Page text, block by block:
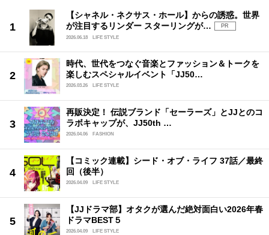
【シャネル・ネクサス・ホール】からの誘惑。世界
が注目するリンダー スターリングが…
PR
2026.06.18
LIFE STYLE
時代、世代をつなぐ音楽とファッション＆トークを
楽しむスペシャルイベント「JJ50…
2026.03.26 LIFE STYLE
再販決定！ 伝説ブランド「セーラーズ」とJJとのコ
ラボキャップが、JJ50th …
2026.04.06 FASHION
【コミック連載】シード・オブ・ライフ 37話／最終
回（後半）
2026.04.09 LIFE STYLE
【JJドラマ部】オタクが選んだ絶対面白い2026年春
ドラマBEST５
2026.04.09 LIFE STYLE